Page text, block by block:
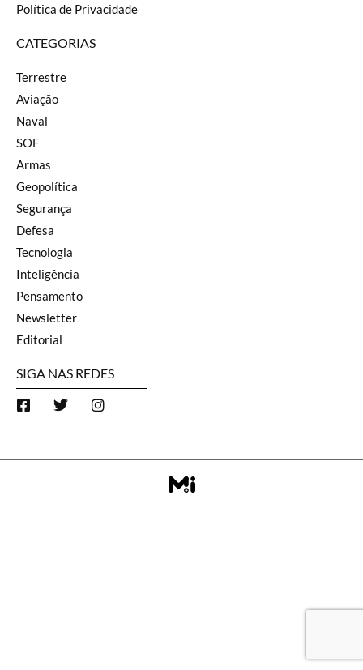
Política de Privacidade
CATEGORIAS
Terrestre
Aviação
Naval
SOF
Armas
Geopolítica
Segurança
Defesa
Tecnologia
Inteligência
Pensamento
Newsletter
Editorial
SIGA NAS REDES